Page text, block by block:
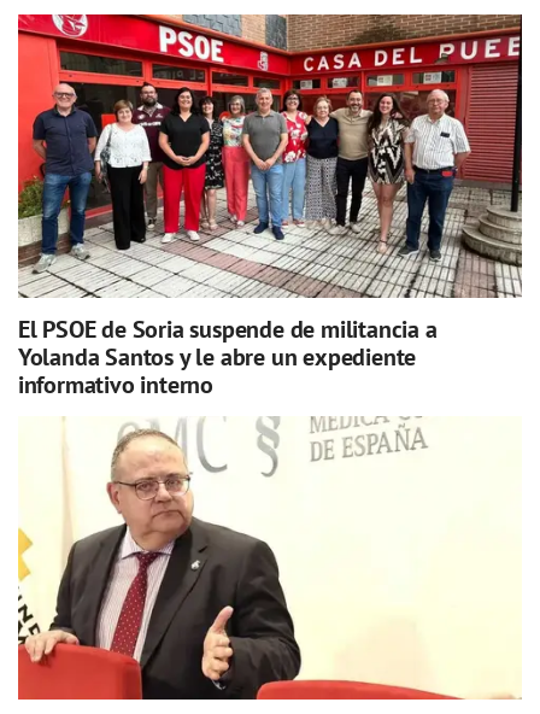
El PSOE de Soria suspende de militancia a
Yolanda Santos y le abre un expediente
informativo interno